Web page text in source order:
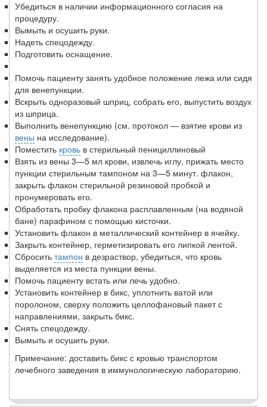
Убедиться в наличии информационного согласия на
процедуру.
Вымыть и осушить руки.
Надеть спецодежду.
Подготовить оснащение.
Помочь пациенту занять удобное положение лежа или сидя
для венепункции.
Вскрыть одноразовый шприц, собрать его, выпус­тить воздух
из шприца.
Выполнить венепункцию (см. протокол — взятие крови из
вены на исследование).
Поместить кровь в стерильный пенициллиновый
Взять из вены 3—5 мл крови, извлечь иглу, при­жать место
пункции стерильным тампоном на 3—5 минут. флакон,
закрыть флакон стерильной резиновой пробкой и
пронумеровать его.
Обработать пробку флакона расплавленным (на во­дяной
бане) парафином с помощью кисточки.
Установить флакон в металлический контейнер в ячейку.
Закрыть контейнер, герметизировать его липкой лентой.
Сбросить тампон в дезраствор, убедиться, что кровь
выделяется из места пункции вены.
Помочь пациенту встать или лечь удобно.
Установить контейнер в бикс, уплотнить ватой или
поролоном, сверху положить целлофановый пакет с
направлениями, закрыть бикс.
Снять спецодежду.
Вымыть и осушить руки.
Примечание: доставить бикс с кровью транспортом
лечебного за­ведения в иммунологическую лабораторию.